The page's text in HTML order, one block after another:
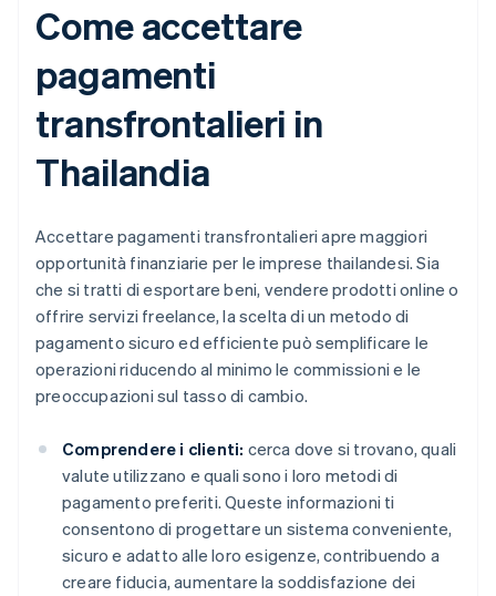
Come accettare
pagamenti
transfrontalieri in
Thailandia
Accettare pagamenti transfrontalieri apre maggiori
opportunità finanziarie per le imprese thailandesi. Sia
che si tratti di esportare beni, vendere prodotti online o
offrire servizi freelance, la scelta di un metodo di
pagamento sicuro ed efficiente può semplificare le
operazioni riducendo al minimo le commissioni e le
preoccupazioni sul tasso di cambio.
Comprendere i clienti: cerca dove si trovano, quali
valute utilizzano e quali sono i loro metodi di
pagamento preferiti. Queste informazioni ti
consentono di progettare un sistema conveniente,
sicuro e adatto alle loro esigenze, contribuendo a
creare fiducia, aumentare la soddisfazione dei